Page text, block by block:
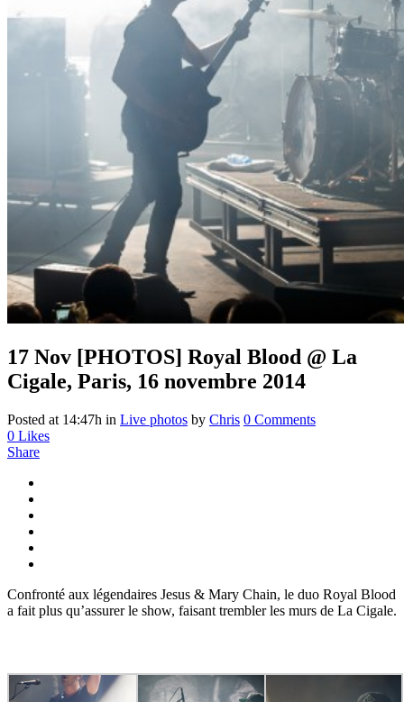
17 Nov [PHOTOS] Royal Blood @ La
Cigale, Paris, 16 novembre 2014
Posted at 14:47h in Live photos by Chris 0 Comments
0 Likes
Share
Confronté aux légendaires Jesus & Mary Chain, le duo Royal Blood
a fait plus qu’assurer le show, faisant trembler les murs de La Cigale.